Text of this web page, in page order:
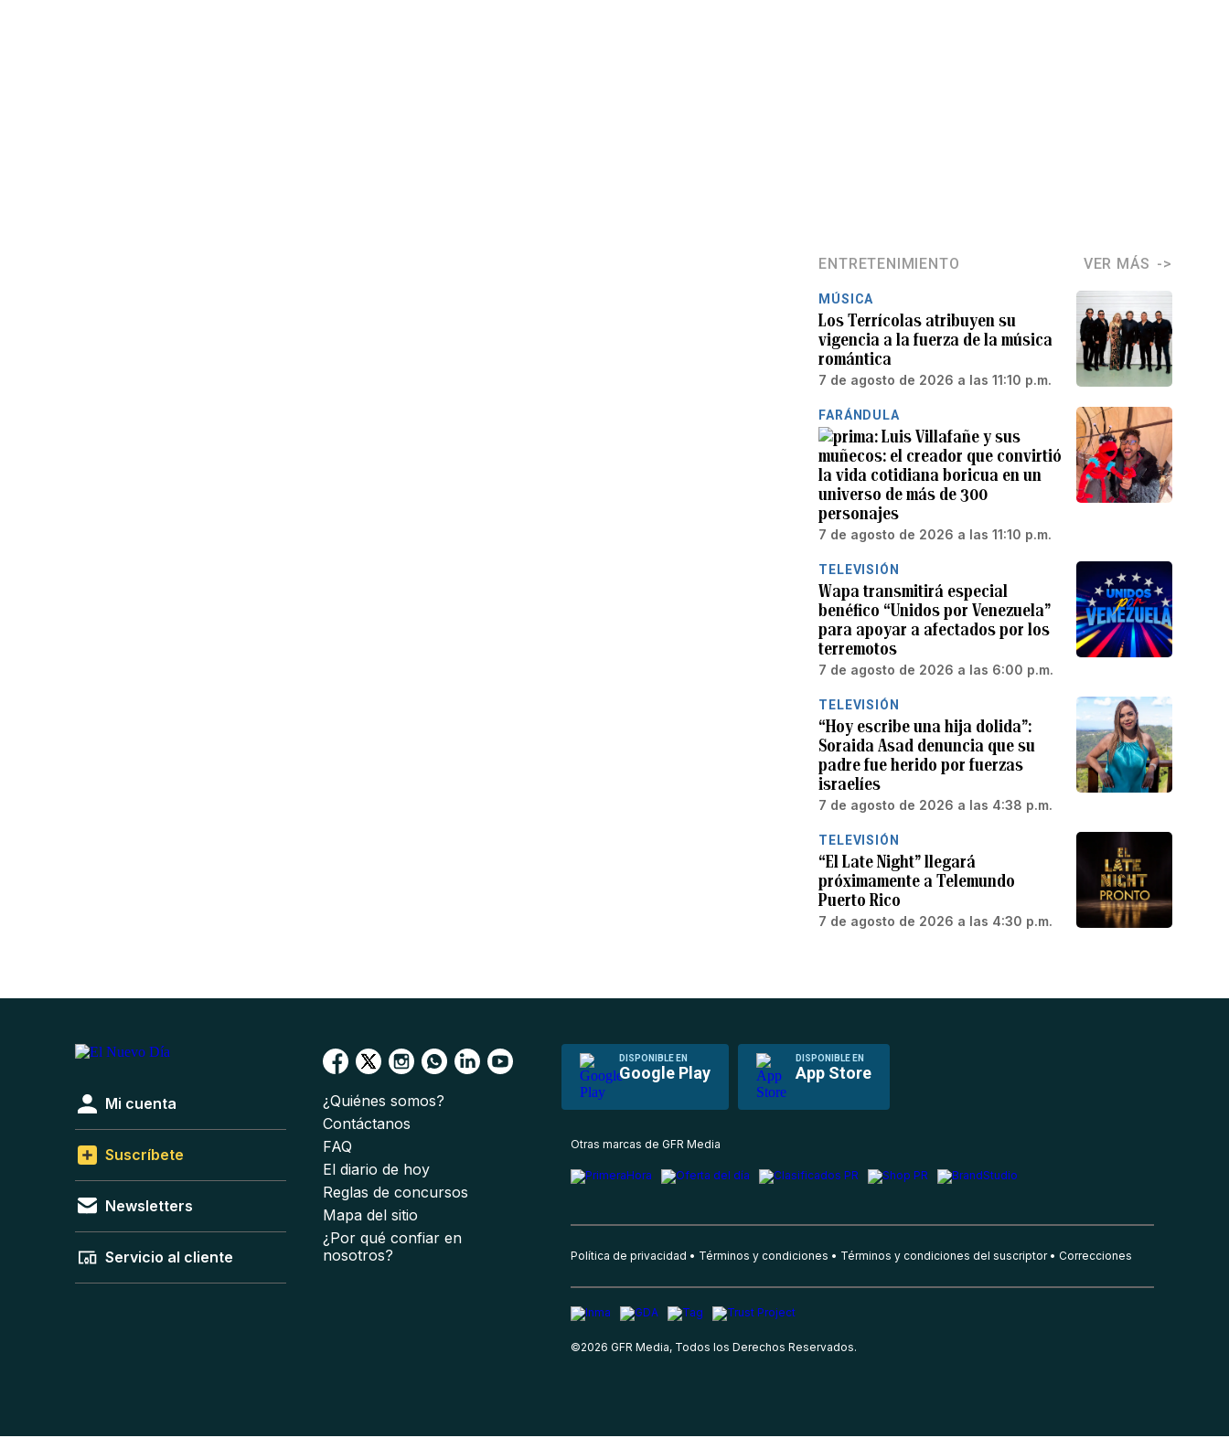
ENTRETENIMIENTO VER MÁS
MÚSICA
Los Terrícolas atribuyen su
vigencia a la fuerza de la música
romántica
7 de agosto de 2026 a las 11:10 p.m.
FARÁNDULA
Luis Villafañe y sus
muñecos: el creador que convirtió
la vida cotidiana boricua en un
universo de más de 300
personajes
7 de agosto de 2026 a las 11:10 p.m.
TELEVISIÓN
Wapa transmitirá especial
benéfico “Unidos por Venezuela”
para apoyar a afectados por los
terremotos
7 de agosto de 2026 a las 6:00 p.m.
TELEVISIÓN
“Hoy escribe una hija dolida”:
Soraida Asad denuncia que su
padre fue herido por fuerzas
israelíes
7 de agosto de 2026 a las 4:38 p.m.
TELEVISIÓN
“El Late Night” llegará
próximamente a Telemundo
Puerto Rico
7 de agosto de 2026 a las 4:30 p.m.
DISPONIBLE EN
Google Play
DISPONIBLE EN
App Store
Mi cuenta
Suscríbete
Newsletters
Servicio al cliente
¿Quiénes somos?
Contáctanos
FAQ
El diario de hoy
Reglas de concursos
Mapa del sitio
¿Por qué confiar en
nosotros?
Otras marcas de GFR Media
Política de privacidad Términos y condiciones Términos y condiciones del suscriptor Correcciones
©2026 GFR Media, Todos los Derechos Reservados.